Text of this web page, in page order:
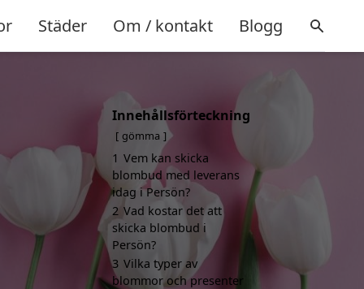
Städer Om / kontakt Blogg
Innehållsförteckning
gömma
1 Vem kan skicka
blombud med leverans
idag i Persön?
2 Vad kostar det att
skicka blombud i
Persön?
3 Vilka typer av
blommor och presenter